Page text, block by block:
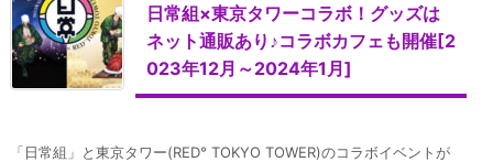
日常組×東京タワーコラボ！グッズは
ネット通販あり♪コラボカフェも開催[2
023年12月～2024年1月]
「日常組」と東京タワー(RED° TOKYO TOWER)のコラボイベントが